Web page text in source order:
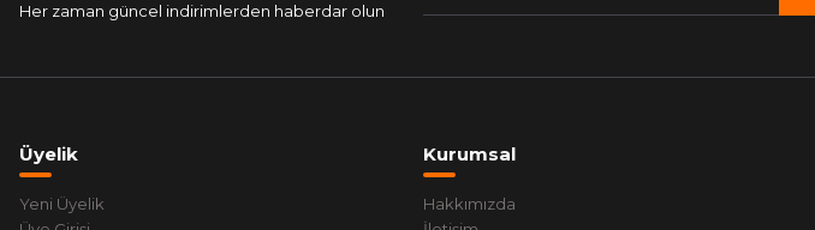
Her zaman güncel indirimlerden haberdar olun
Üyelik
Yeni Üyelik
Kurumsal
Hakkımızda